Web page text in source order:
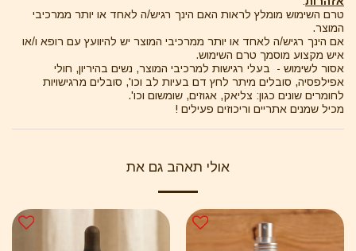
טרם השימוש מומלץ לראות האם הינך רגיש/ה לאחד או יותר ממרכיבי
המוצר.
אם הינך רגיש/ה לאחד או יותר ממרכיבי המוצר יש להיוועץ עם רופא ו/או
איש מקצוע מוסמך טרם השימוש.
אסור לשימוש - בעלי רגישות למרכיבי המוצר, נשים בהיריון, חולי
אפילפסיה, סובלים מיתר לחץ דם בעיות לב וכו', סובלים מרגישויות
לחומרים שונים כגון: צליאק, אגוזים, שומשום וכו'.
מכיל שמנים אתריים וריכוזים פעילים !
אולי תאהב גם את